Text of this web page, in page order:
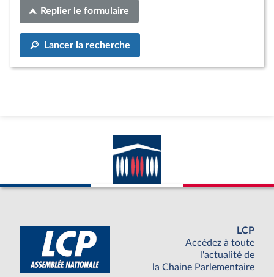
Replier le formulaire
Lancer la recherche
LCP
Accédez à toute
l'actualité de
la Chaine Parlementaire